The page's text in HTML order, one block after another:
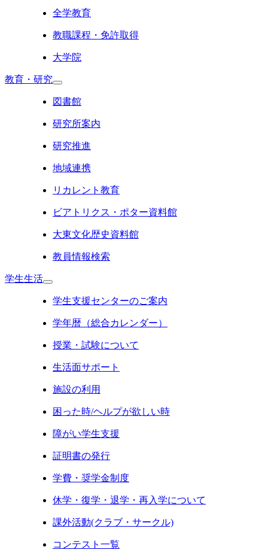
全学教育
教職課程・免許取得
大学院
教育・研究
図書館
研究所案内
研究推進
地域連携
リカレント教育
ビアトリクス・ポター資料館
大東文化歴史資料館
教員情報検索
学生生活
学生支援センターのご案内
学年暦（総合カレンダー）
授業・試験について
生活面サポート
施設の利用
困った時/ヘルプが欲しい時
障がい学生支援
証明書の発行
学費・奨学金制度
休学・復学・退学・再入学について
課外活動(クラブ・サークル)
コンテスト一覧